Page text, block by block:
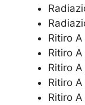
Ritiro
Ritiro
Ritiro
Ritiro
Ritiro